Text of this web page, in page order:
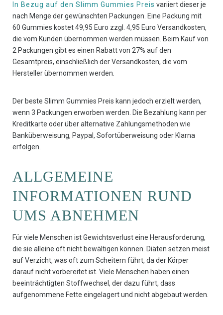
In Bezug auf den Slimm Gummies Preis variiert dieser je
nach Menge der gewünschten Packungen. Eine Packung mit
60 Gummies kostet 49,95 Euro zzgl. 4,95 Euro Versandkosten,
die vom Kunden übernommen werden müssen. Beim Kauf von
2 Packungen gibt es einen Rabatt von 27% auf den
Gesamtpreis, einschließlich der Versandkosten, die vom
Hersteller übernommen werden.
Der beste Slimm Gummies Preis kann jedoch erzielt werden,
wenn 3 Packungen erworben werden. Die Bezahlung kann per
Kreditkarte oder über alternative Zahlungsmethoden wie
Banküberweisung, Paypal, Sofortüberweisung oder Klarna
erfolgen.
ALLGEMEINE
INFORMATIONEN RUND
UMS ABNEHMEN
Für viele Menschen ist Gewichtsverlust eine Herausforderung,
die sie alleine oft nicht bewältigen können. Diäten setzen meist
auf Verzicht, was oft zum Scheitern führt, da der Körper
darauf nicht vorbereitet ist. Viele Menschen haben einen
beeinträchtigten Stoffwechsel, der dazu führt, dass
aufgenommene Fette eingelagert und nicht abgebaut werden.